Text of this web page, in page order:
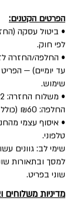
הפרטים הקטנים:
לפי חוק.
עד יומיים) —
שימוש.
החלפה: ₪60 (כולל איסוף + משלוח חדש).
• איסוף עצמי
טלפוני.
שימי לב: גוונים
למסך ובתאורות
שוני בפריט.
מדיניות